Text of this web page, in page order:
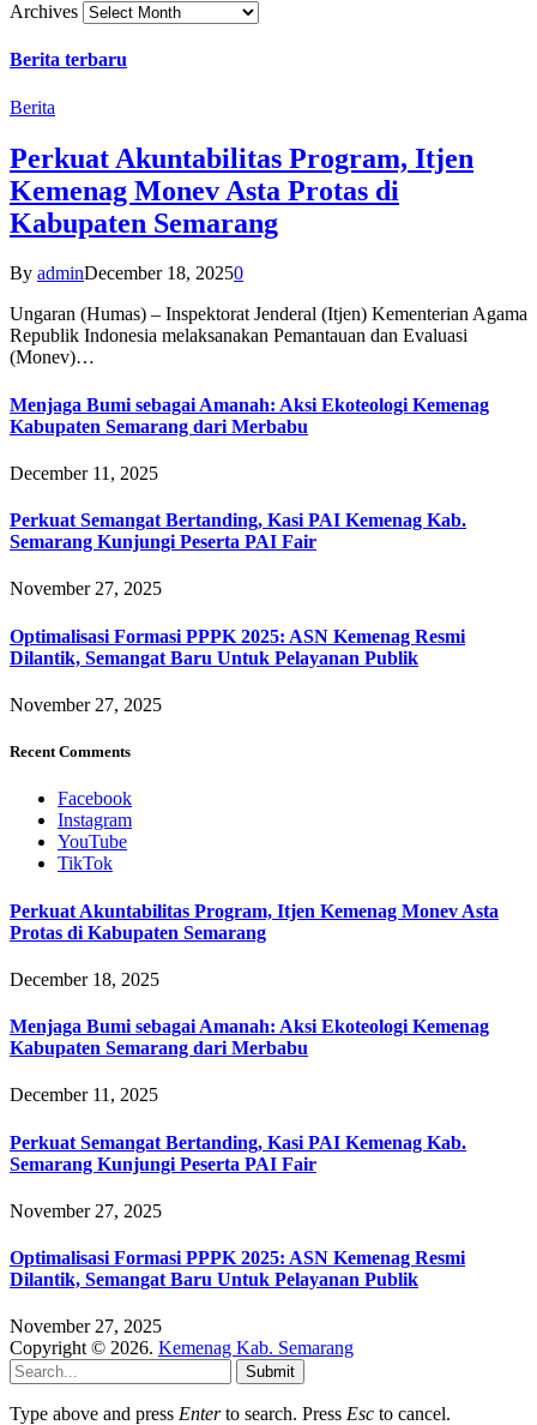
Archives
Berita terbaru
Berita
Perkuat Akuntabilitas Program, Itjen
Kemenag Monev Asta Protas di
Kabupaten Semarang
By adminDecember 18, 20250
Ungaran (Humas) – Inspektorat Jenderal (Itjen) Kementerian Agama
Republik Indonesia melaksanakan Pemantauan dan Evaluasi
(Monev)…
Menjaga Bumi sebagai Amanah: Aksi Ekoteologi Kemenag
Kabupaten Semarang dari Merbabu
December 11, 2025
Perkuat Semangat Bertanding, Kasi PAI Kemenag Kab.
Semarang Kunjungi Peserta PAI Fair
November 27, 2025
Optimalisasi Formasi PPPK 2025: ASN Kemenag Resmi
Dilantik, Semangat Baru Untuk Pelayanan Publik
November 27, 2025
Recent Comments
Facebook
Instagram
YouTube
TikTok
Perkuat Akuntabilitas Program, Itjen Kemenag Monev Asta
Protas di Kabupaten Semarang
December 18, 2025
Menjaga Bumi sebagai Amanah: Aksi Ekoteologi Kemenag
Kabupaten Semarang dari Merbabu
December 11, 2025
Perkuat Semangat Bertanding, Kasi PAI Kemenag Kab.
Semarang Kunjungi Peserta PAI Fair
November 27, 2025
Optimalisasi Formasi PPPK 2025: ASN Kemenag Resmi
Dilantik, Semangat Baru Untuk Pelayanan Publik
November 27, 2025
Copyright © 2026. Kemenag Kab. Semarang
Submit
Type above and press Enterto search. Press Esc to cancel.